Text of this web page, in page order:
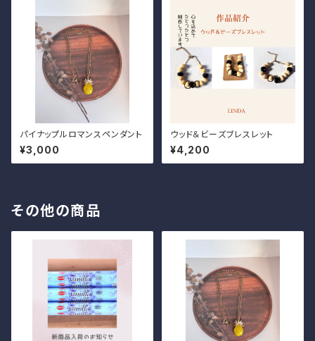
パイナップルロマンスペンダント
¥3,000
ウッド＆ビーズブレスレット
¥4,200
その他の商品